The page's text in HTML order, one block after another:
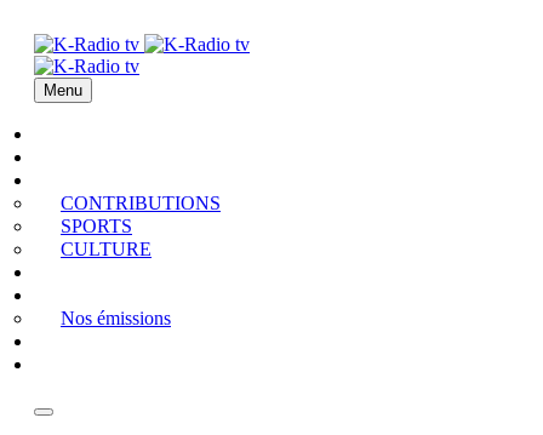
Menu
CONTRIBUTIONS
SPORTS
CULTURE
Nos émissions